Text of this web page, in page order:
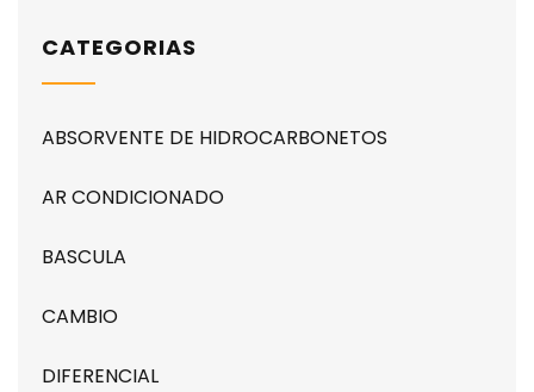
CATEGORIAS
ABSORVENTE DE HIDROCARBONETOS
AR CONDICIONADO
BASCULA
CAMBIO
DIFERENCIAL